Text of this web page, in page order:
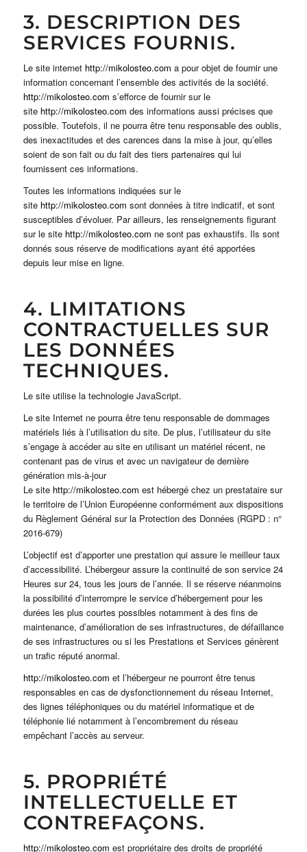
3. DESCRIPTION DES
SERVICES FOURNIS.
Le site internet http://mikolosteo.com a pour objet de fournir une
information concernant l’ensemble des activités de la société.
http://mikolosteo.com s’efforce de fournir sur le
site http://mikolosteo.com des informations aussi précises que
possible. Toutefois, il ne pourra être tenu responsable des oublis,
des inexactitudes et des carences dans la mise à jour, qu’elles
soient de son fait ou du fait des tiers partenaires qui lui
fournissent ces informations.
Toutes les informations indiquées sur le
site http://mikolosteo.com sont données à titre indicatif, et sont
susceptibles d’évoluer. Par ailleurs, les renseignements figurant
sur le site http://mikolosteo.com ne sont pas exhaustifs. Ils sont
donnés sous réserve de modifications ayant été apportées
depuis leur mise en ligne.
4. LIMITATIONS
CONTRACTUELLES SUR
LES DONNÉES
TECHNIQUES.
Le site utilise la technologie JavaScript.
Le site Internet ne pourra être tenu responsable de dommages
matériels liés à l’utilisation du site. De plus, l’utilisateur du site
s’engage à accéder au site en utilisant un matériel récent, ne
contenant pas de virus et avec un navigateur de dernière
génération mis-à-jour
Le site http://mikolosteo.com est hébergé chez un prestataire sur
le territoire de l’Union Européenne conformément aux dispositions
du Règlement Général sur la Protection des Données (RGPD : n°
2016-679)
L’objectif est d’apporter une prestation qui assure le meilleur taux
d’accessibilité. L’hébergeur assure la continuité de son service 24
Heures sur 24, tous les jours de l’année. Il se réserve néanmoins
la possibilité d’interrompre le service d’hébergement pour les
durées les plus courtes possibles notamment à des fins de
maintenance, d’amélioration de ses infrastructures, de défaillance
de ses infrastructures ou si les Prestations et Services génèrent
un trafic réputé anormal.
http://mikolosteo.com et l’hébergeur ne pourront être tenus
responsables en cas de dysfonctionnement du réseau Internet,
des lignes téléphoniques ou du matériel informatique et de
téléphonie lié notamment à l’encombrement du réseau
empêchant l’accès au serveur.
5. PROPRIÉTÉ
INTELLECTUELLE ET
CONTREFAÇONS.
http://mikolosteo.com est propriétaire des droits de propriété